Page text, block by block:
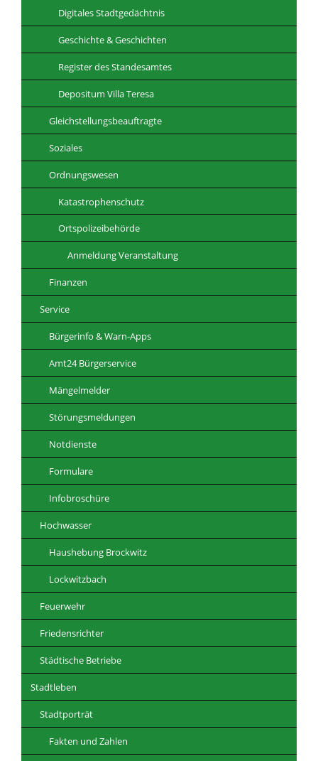
Digitales Stadtgedächtnis
Geschichte & Geschichten
Register des Standesamtes
Depositum Villa Teresa
Gleichstellungsbeauftragte
Soziales
Ordnungswesen
Katastrophenschutz
Ortspolizeibehörde
Anmeldung Veranstaltung
Finanzen
Service
Bürgerinfo & Warn-Apps
Amt24 Bürgerservice
Mängelmelder
Störungsmeldungen
Notdienste
Formulare
Infobroschüre
Hochwasser
Haushebung Brockwitz
Lockwitzbach
Feuerwehr
Friedensrichter
Städtische Betriebe
Stadtleben
Stadtporträt
Fakten und Zahlen